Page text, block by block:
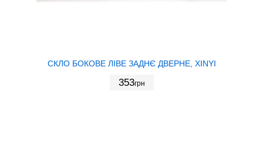
СКЛО БОКОВЕ ЛІВЕ ЗАДНЄ ДВЕРНЕ, XINYI
353грн